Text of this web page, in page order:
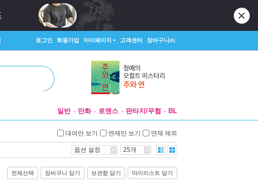
로그인 회원가입 마이페이지 고객센터 장바구니(0)
일반 만화 로맨스 판타지/무협 BL
대여만 보기 연재만 보기 연재 제외
옵션 설정 25개
전체선택 장바구니 담기 보관함 담기 마이리스트 담기